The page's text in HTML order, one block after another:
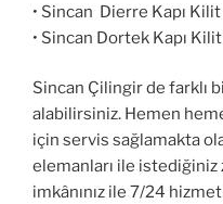
• Sincan Dierre Kapı
• Sincan Dortek Kapı
Sincan Çilingir de farklı
alabilirsiniz. Hemen
için servis sağlamakta
elemanları ile istediğiniz
imkânınız ile 7/24